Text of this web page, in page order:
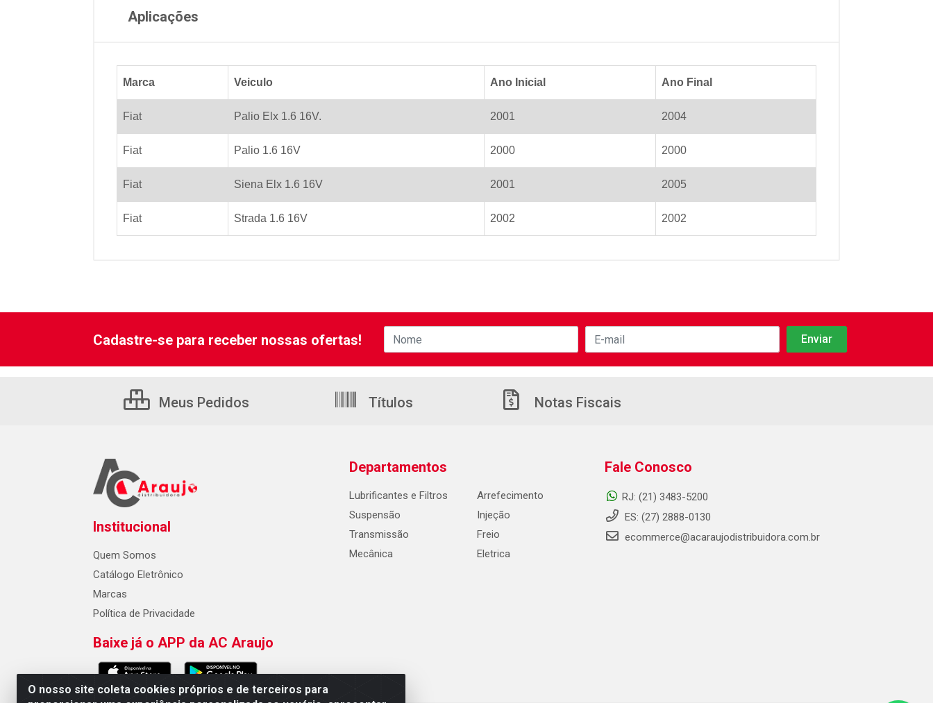
Aplicações
Marca Veiculo Ano Inicial Ano Final
Fiat Palio Elx 1.6 16V. 2001 2004
Fiat Palio 1.6 16V 2000 2000
Fiat Siena Elx 1.6 16V 2001 2005
Fiat Strada 1.6 16V 2002 2002
O nosso site coleta cookies próprios e de terceiros para
Cadastre-se para receber nossas ofertas!
Meus Pedidos Títulos Notas Fiscais
Institucional
Quem Somos
Catálogo Eletrônico
Marcas
Política de Privacidade
Baixe já o APP da AC Araujo
Departamentos
Lubrificantes e Filtros
Suspensão
Transmissão
Mecânica
Arrefecimento
Injeção
Freio
Eletrica
Fale Conosco
RJ: (21) 3483-5200
ES: (27) 2888-0130
ecommerce@acaraujodistribuidora.com.br